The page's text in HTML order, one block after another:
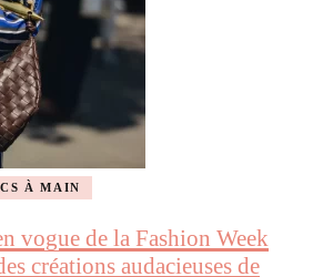
À MAIN
vogue de la Fashion Week
créations audacieuses de